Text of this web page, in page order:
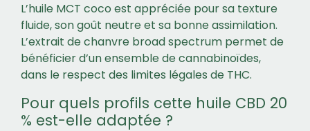
L’huile MCT coco est appréciée pour sa texture
fluide, son goût neutre et sa bonne assimilation.
L’extrait de chanvre broad spectrum permet de
bénéficier d’un ensemble de cannabinoïdes,
dans le respect des limites légales de THC.
Pour quels profils cette huile CBD 20
% est-elle adaptée ?